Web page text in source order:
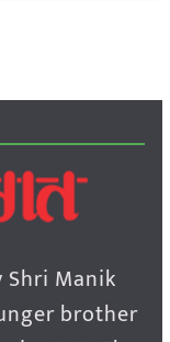
Shri Manik
brother